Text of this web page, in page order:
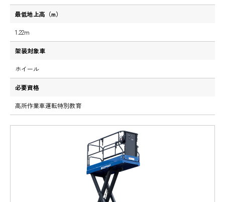
最低地上高（m）
1.22m
架装対象車
ホイール
必要資格
高所作業車運転特別教育